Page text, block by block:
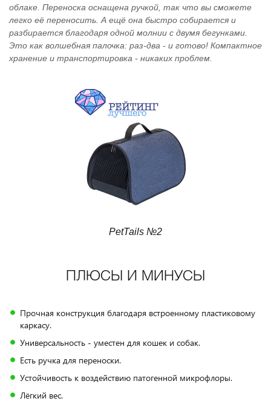
облаке. Переноска оснащена ручкой, так что вы сможете
легко её переносить. А ещё она быстро собирается и
разбирается благодаря одной молнии с двумя бегунками.
Это как волшебная палочка: раз-два - и готово! Компактное
хранение и транспортировка - никаких проблем.
PetTails №2
ПЛЮСЫ И МИНУСЫ
Прочная конструкция благодаря встроенному пластиковому
каркасу.
Универсальность - уместен для кошек и собак.
Есть ручка для переноски.
Устойчивость к воздействию патогенной микрофлоры.
Лёгкий вес.